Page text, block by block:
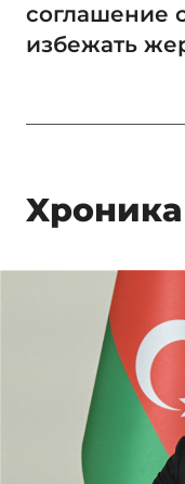
соглашение
избежать
Xроника